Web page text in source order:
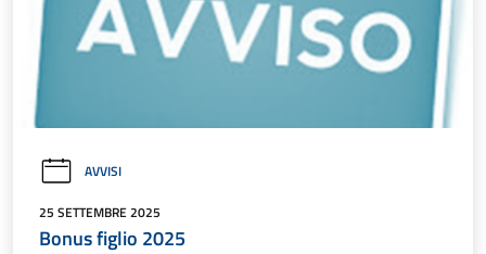
AVVISI
25 SETTEMBRE 2025
Bonus figlio 2025